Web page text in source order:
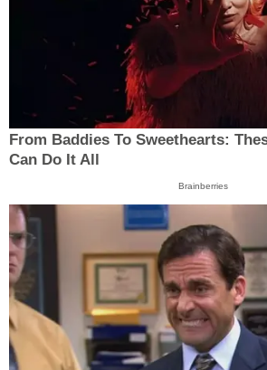
From Baddies To Sweethearts:
Can Do It All
Brainberries